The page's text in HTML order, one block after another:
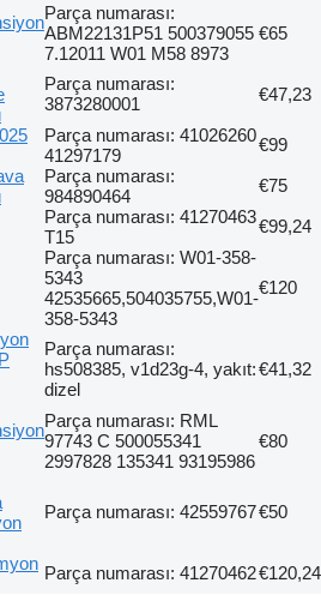
Parça numarası:
ABM22131P51 500379055
7.12011 W01 M58 8973
€65
Parça numarası:
3873280001
€47,23
Parça numarası: 41026260
41297179
€99
Parça numarası:
984890464
€75
Parça numarası: 41270463
T15
€99,24
Parça numarası: W01-358-
5343
42535665,504035755,W01-
358-5343
€120
Parça numarası:
hs508385, v1d23g-4, yakıt:
dizel
€41,32
Parça numarası: RML
97743 C 500055341
2997828 135341 93195986
€80
Parça numarası: 42559767€50
Parça numarası: 41270462€120,24